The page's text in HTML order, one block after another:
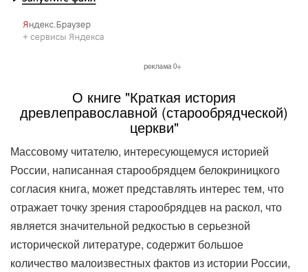
О книге "Краткая история
древлеправославной (старообрядческой)
церкви"
Массовому читателю, интересующемуся историей
России, написанная старообрядцем белокриницкого
согласия книга, может представлять интерес тем, что
отражает точку зрения старообрядцев на раскол, что
является значительной редкостью в серьезной
исторической литературе, содержит большое
количество малоизвестных фактов из истории России,